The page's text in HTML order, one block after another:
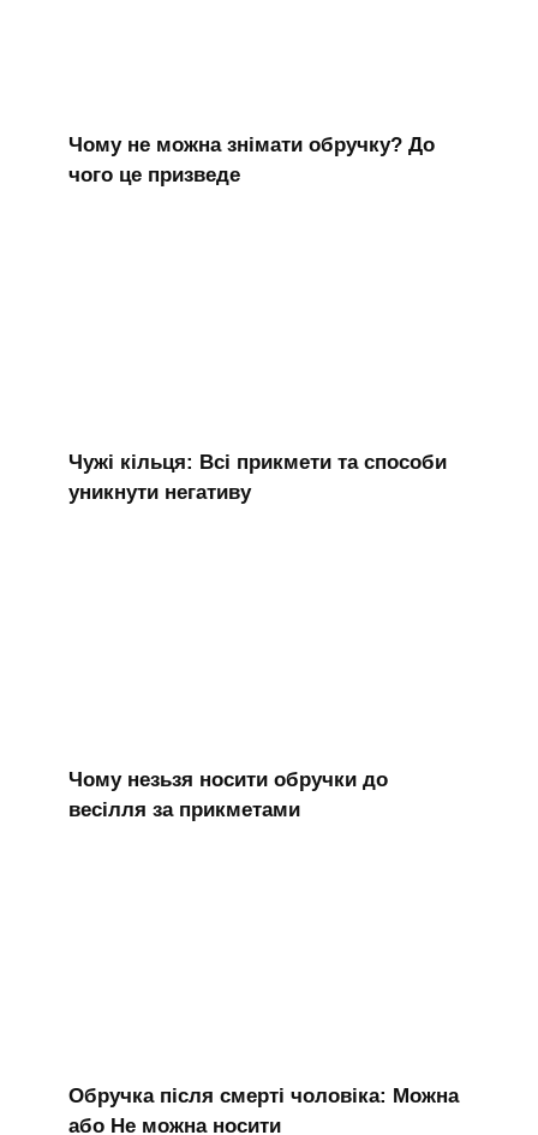
Чому не можна знімати обручку? До
чого це призведе
Чужі кільця: Всі прикмети та способи
уникнути негативу
Чому незьзя носити обручки до
весілля за прикметами
Обручка після смерті чоловіка: Можна
або Не можна носити